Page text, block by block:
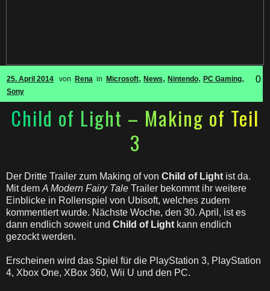
25. April 2014 von Rena in Microsoft, News, Nintendo, PC Gaming,
Sony
0
Child of Light – Making of Teil
3
Der Dritte Trailer zum Making of von Child of Light ist da.
Mit dem A Modern Fairy Tale Trailer bekommt ihr weitere
Einblicke in Rollenspiel von Ubisoft, welches zudem
kommentiert wurde. Nächste Woche, den 30. April, ist es
dann endlich soweit und Child of Light kann endlich
gezockt werden.
Erscheinen wird das Spiel für die PlayStation 3, PlayStation
4, Xbox One, XBox 360, Wii U und den PC.